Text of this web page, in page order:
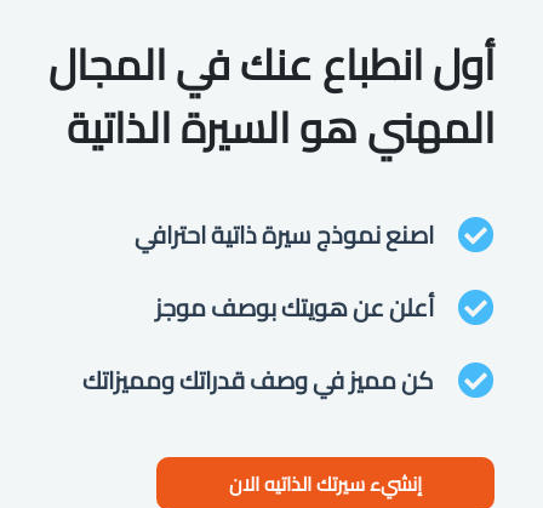
أول انطباع عنك في المجال
المهني هو السيرة الذاتية
اصنع نموذج سيرة ذاتية احترافي
أعلن عن هويتك بوصف موجز
كن مميز في وصف قدراتك ومميزاتك
إنشيء سيرتك الذاتيه الان